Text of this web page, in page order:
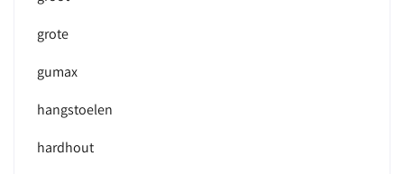
grote
gumax
hangstoelen
hardhout